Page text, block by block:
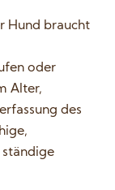
Hund braucht
oder
Alter,
des
ständige